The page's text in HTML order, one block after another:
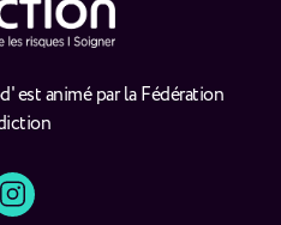
est animé par la Fédération